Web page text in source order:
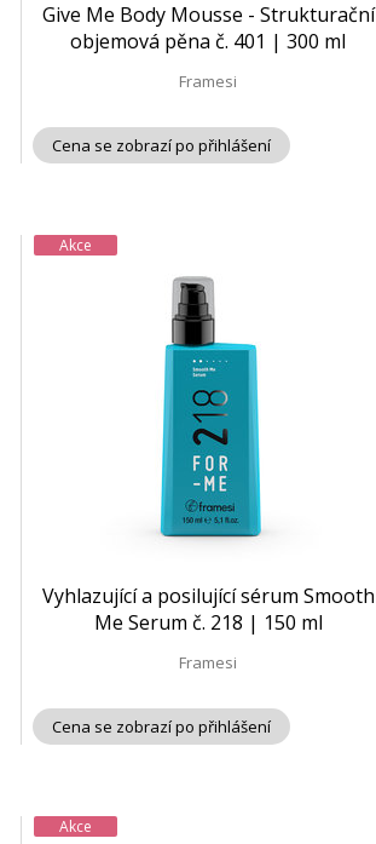
Give Me Body Mousse - Strukturační
objemová pěna č. 401 | 300 ml
Framesi
Cena se zobrazí po přihlášení
Akce
Vyhlazující a posilující sérum Smooth
Me Serum č. 218 | 150 ml
Framesi
Cena se zobrazí po přihlášení
Akce